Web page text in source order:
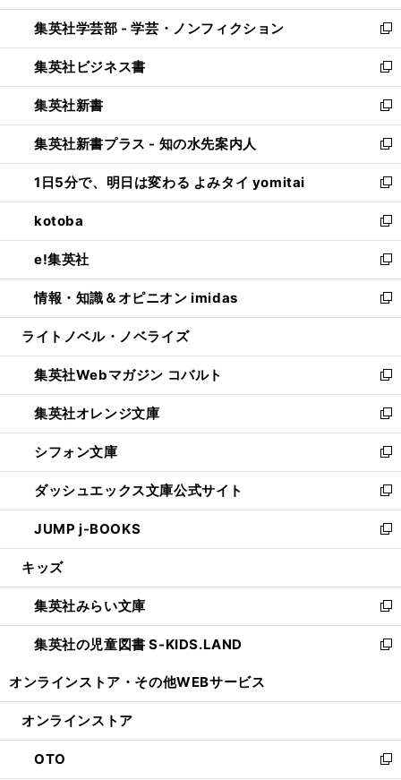
開
く
ウ
で
開
く
ン
ド
ウ
で
開
く
ウ
ィ
ン
ド
ウ
で
開
く
集英社学芸部 - 学芸・ノンフィクション
新
し
い
ウ
ィ
ン
ド
ウ
で
開
く
集英社ビジネス書
新
し
い
ウ
ィ
ン
ド
ウ
で
開
く
集英社新書
新
し
い
ウ
ィ
ン
ド
ウ
で
開
く
集英社新書プラス - 知の水先案内人
新
し
い
ウ
ィ
ン
ド
ウ
で
開
1日5分で、明日は変わる よみタイ yomitai
新
し
い
ウ
ィ
ン
ド
ウ
開
く
kotoba
新
し
い
ウ
ィ
ン
ウ
で
開
く
e!集英社
新
し
い
ウ
ン
ド
ウ
で
開
く
情報・知識＆オピニオン imidas
新
し
ウ
ィ
ン
ド
ウ
で
開
く
ライトノベル・ノベライズ
集英社Webマガジン コバルト
新
し
い
ウ
ィ
ン
ド
ウ
で
開
集英社オレンジ文庫
新
し
い
ウ
ィ
ン
ド
ウ
開
く
シフォン文庫
新
し
い
ウ
ィ
ン
ウ
で
開
く
ダッシュエックス文庫公式サイト
新
し
い
ウ
ン
ド
ウ
で
JUMP j-BOOKS
新
し
ウ
ィ
ン
ド
開
キッズ
集英社みらい文庫
新
し
い
ン
ウ
で
集英社の児童図書 S-KIDS.LAND
新
ウ
ン
ド
オンラインストア・ その他WEBサービス
オンラインストア
OTO
新